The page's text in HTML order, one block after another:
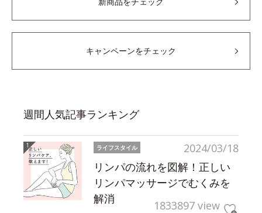
キャンペーンをチェック
週間人気記事ランキング
2024/03/18
ライフスタイル
リンパの流れを図解！正しい
リンパマッサージでむくみを
解消
1833897 view